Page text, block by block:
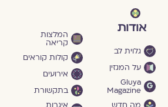
אודות
גלוית לב
על המגזין
Gluya
Magazine
המלצות
קריאה
קולות קוראים
אירועים
בתקשורת